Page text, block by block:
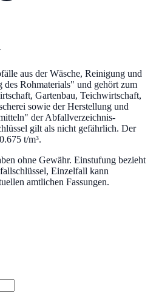
aus der Wäsche, Reinigung und
des Rohmaterials" und gehört zum
Gartenbau, Teichwirtschaft,
sowie der Herstellung und
" der Abfallverzeichnis-
gilt als nicht gefährlich. Der
t/m³.
ohne Gewähr. Einstufung bezieht
Einzelfall kann
amtlichen Fassungen.